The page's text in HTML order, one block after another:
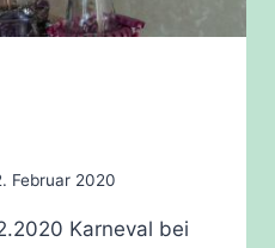
Februar 2020
Karneval bei